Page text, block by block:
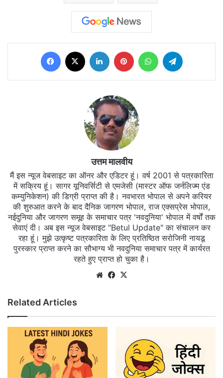
Facebook LinkedIn PinterestWhatsApp
उत्तम मालवीय
मैं इस न्यूज वेबसाइट का ऑनर और एडिटर हूं। वर्ष 2001 से पत्रकारिता
में सक्रिय हूं। सागर यूनिवर्सिटी से एमजेसी (मास्टर ऑफ जर्नलिज्म एंड
कम्युनिकेशन) की डिग्री प्राप्त की है। नवभारत भोपाल से अपने करियर
की शुरुआत करने के बाद दैनिक जागरण भोपाल, राज एक्सप्रेस भोपाल,
नईदुनिया और जागरण समूह के समाचार पत्र 'नवदुनिया' भोपाल में वर्षों तक
सेवाएं दी। अब इस न्यूज वेबसाइट "Betul Update" का संचालन कर
रहा हूं। मुझे उत्कृष्ट पत्रकारिता के लिए प्रतिष्ठित सरोजिनी नायडू
पुरस्कार प्राप्त करने का सौभाग्य भी नवदुनिया समाचार पत्र में कार्यरत
रहते हुए प्राप्त हो चुका है।
WebsiteFacebook
Related Articles